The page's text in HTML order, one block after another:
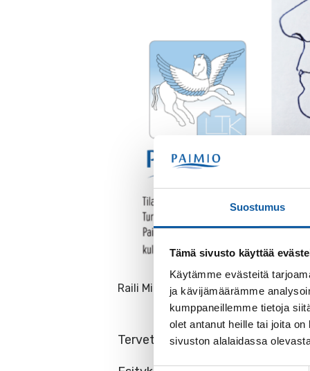
Suostumus
Tämä sivusto käyttää
Käytämme evästeitä
ja kävijämäärämme
kumppaneillemme tietoja
olet antanut heille tai joita
sivuston alalaidassa
Raili Mikkosen runoja ja proosaa
Tervetuloa kuulemaan taiteilija